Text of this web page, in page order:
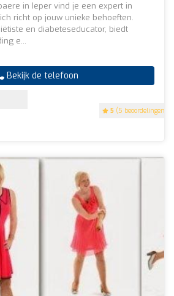
5 (5 beoordelingen)
in Ieper vind je een expert in
richt op jouw unieke behoeften.
en diabeteseducator, biedt
e...
Bekijk de telefoon